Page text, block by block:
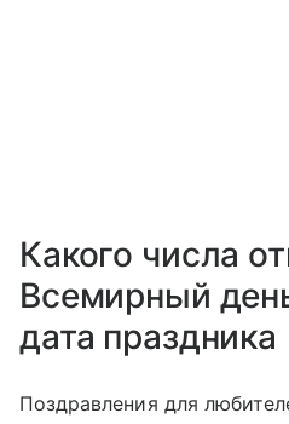
Какого числа
Всемирный
дата праздника
Поздравления для